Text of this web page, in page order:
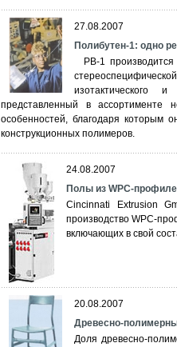
27.08.2007
Полибутен-1: одно
РВ-1 производится
изотактического
представленный в ассортименте
особенностей, благодаря которым
конструкционных полимеров.
24.08.2007
Полы из WPC-
Cincinnati Extrusion
производство WPC-
включающих в свой
20.08.2007
Древесно-
Доля древесно-